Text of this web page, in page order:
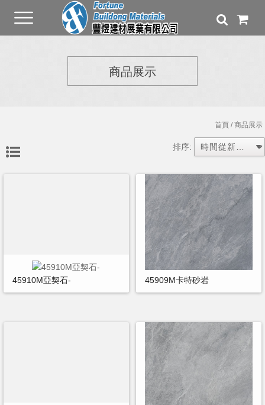
商品展示
首頁/ 商品展示
排序:
45910M亞契石- 45909M卡特砂岩